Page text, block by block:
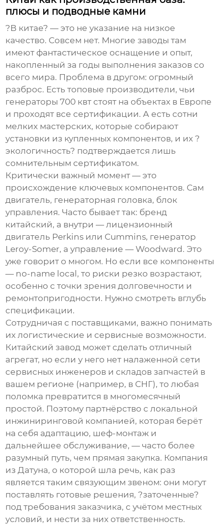
плюсы и подводные камни
?В китае? — это не указание на низкое
качество. Совсем нет. Многие заводы там
имеют фантастическое оснащение и опыт,
накопленный за годы выполнения заказов со
всего мира. Проблема в другом: огромный
разброс. Есть топовые производители, чьи
генераторы 700 квт стоят на объектах в Европе
и проходят все сертификации. А есть сотни
мелких мастерских, которые собирают
установки из купленных компонентов, и их ?
экологичность? подтверждается лишь
сомнительным сертификатом.
Критически важный момент — это
происхождение ключевых компонентов. Сам
двигатель, генераторная головка, блок
управления. Часто бывает так: бренд
китайский, а внутри — лицензионный
двигатель Perkins или Cummins, генератор
Leroy-Somer, а управление — Woodward. Это
уже говорит о многом. Но если все компоненты
— no-name local, то риски резко возрастают,
особенно с точки зрения долговечности и
ремонтопригодности. Нужно смотреть вглубь
спецификации.
Сотрудничая с поставщиками, важно понимать
их логистические и сервисные возможности.
Китайский завод может сделать отличный
агрегат, но если у него нет налаженной сети
сервисных инженеров и складов запчастей в
вашем регионе (например, в СНГ), то любая
поломка превратится в многомесячный
простой. Поэтому партнёрство с локальной
инжиниринговой компанией, которая берёт
на себя адаптацию, шеф-монтаж и
дальнейшее обслуживание, — часто более
разумный путь, чем прямая закупка. Компания
из Датуна, о которой шла речь, как раз
является таким связующим звеном: они могут
поставлять готовые решения, ?заточенные?
под требования заказчика, с учётом местных
условий, и нести за них ответственность.